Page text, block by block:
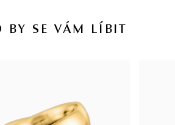
BY SE VÁM LÍBIT